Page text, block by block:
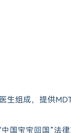
生组成，提供
国宝宝回国”法